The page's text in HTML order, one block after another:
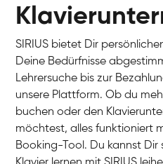
Charlotte
Klavier / Piano / Flügel
SIRIUS bietet Dir
Deine Bedürfnisse
Lehrersuche bis zur
unsere Plattform. Ob du
buchen oder den
möchtest, alles funktioniert
Booking-Tool. Du kannst Dir